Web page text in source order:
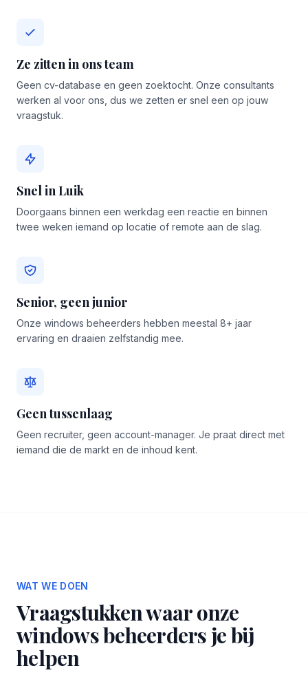
Ze zitten in ons team
Geen cv-database en geen zoektocht. Onze consultants
werken al voor ons, dus we zetten er snel een op jouw
vraagstuk.
Snel in Luik
Doorgaans binnen een werkdag een reactie en binnen
twee weken iemand op locatie of remote aan de slag.
Senior, geen junior
Onze windows beheerders hebben meestal 8+ jaar
ervaring en draaien zelfstandig mee.
Geen tussenlaag
Geen recruiter, geen account-manager. Je praat direct met
iemand die de markt en de inhoud kent.
WAT WE DOEN
Vraagstukken waar onze
windows beheerders je bij
helpen